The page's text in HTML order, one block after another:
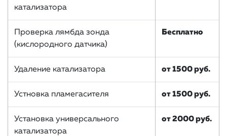
катализатора
Проверка лямбда зонда
(кислородного датчика)
Бесплатно
Удаление катализатора от 1500 руб.
Устновка пламегасителя от 1500 руб.
Установка универсального
катализатора
от 2000 руб.